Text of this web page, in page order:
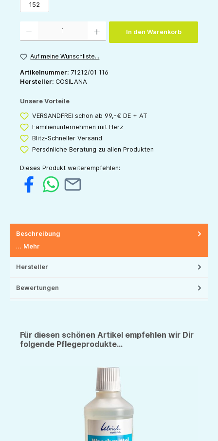
152
In den Warenkorb
Auf meine Wunschliste...
Artikelnummer: 71212/01 116
Hersteller: COSILANA
Unsere Vorteile
VERSANDFREI schon ab 99,-€ DE + AT
Familienunternehmen mit Herz
Blitz-Schneller Versand
Persönliche Beratung zu allen Produkten
Dieses Produkt weiterempfehlen:
Beschreibung
… Mehr
Hersteller
Bewertungen
Für diesen schönen Artikel empfehlen wir Dir
folgende Pflegeprodukte...